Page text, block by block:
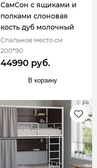
СамСон с ящиками и
полками слоновая
кость дуб молочный
Спальное место см
200*90
44990 руб.
В корзину